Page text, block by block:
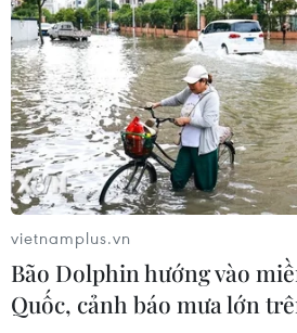
Hàn Quốc lần đầu thử nghiệm
thủy lôi ứng dụng AI
03/08/2026 07:22
Tàu chiến Hàn Quốc giành danh
hiệu 'Top Gun trên biển' tại
sau 16 năm
vietnamplus.vn
Bão Dolphin hướng vào
Quốc, cảnh báo mưa lớn